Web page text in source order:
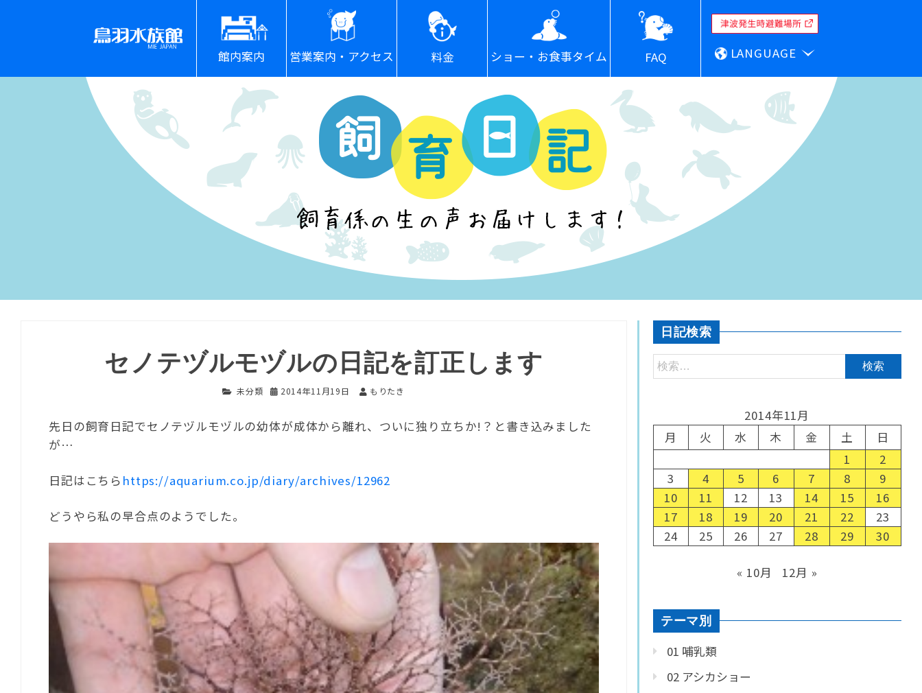
館内案内 営業案内・アクセス 料金 ショー・お食事タイム FAQ LANGUAGE
セノテヅルモヅルの日記を訂正します
未分類 2014年11月19日 もりたき
先日の飼育日記でセノテヅルモヅルの幼体が成体から離れ、ついに独り立ちか!？と書き込みました
が…
日記はこちら https://aquarium.co.jp/diary/archives/12962
どうやら私の早合点のようでした。
日記検索
2014年11月
月
火 水 木 金 土
日
1
2
3
4 5 6 7 8
9
10
11 12 13 14 15
16
17
18 19 20 21 22
23
24
25 26 27 28 29 30
« 10月 12月 »
テーマ別
01 哺乳類
02 アシカショー